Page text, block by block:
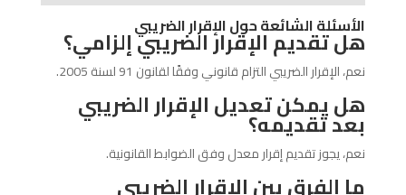
الأسئلة الشائعة حول الإقرار الضريبي
هل تقديم الإقرار الضريبي إلزامي؟
نعم، الإقرار الضريبي التزام قانوني وفقًا لقانون 91 لسنة 2005.
هل يمكن تعديل الإقرار الضريبي
بعد تقديمه؟
نعم، يجوز تقديم إقرار معدل وفق الضوابط القانونية.
ما الفرق بين الإقرار الضريبي